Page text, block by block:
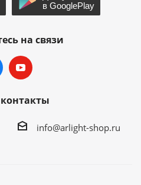
на связи
info@arlight-shop.ru